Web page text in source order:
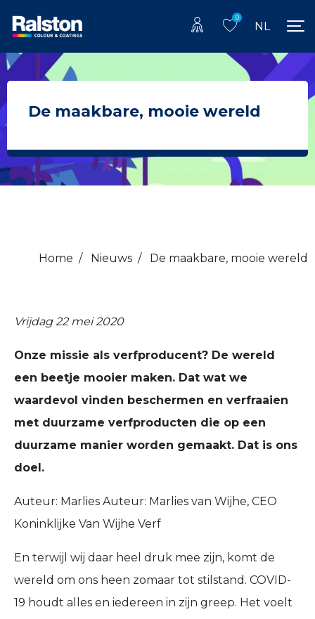
0
NL
De maakbare, mooie wereld
Home / Nieuws / De maakbare, mooie wereld
Vrijdag 22 mei 2020
Onze missie als verfproducent? De wereld
een beetje mooier maken. Dat wat we
waardevol vinden beschermen en verfraaien
met duurzame verfproducten die op een
duurzame manier worden gemaakt. Dat is ons
doel.
Auteur: Marlies Auteur: Marlies van Wijhe, CEO
Koninklijke Van Wijhe Verf
En terwijl wij daar heel druk mee zijn, komt de
wereld om ons heen zomaar tot stilstand. COVID-
19 houdt alles en iedereen in zijn greep. Het voelt